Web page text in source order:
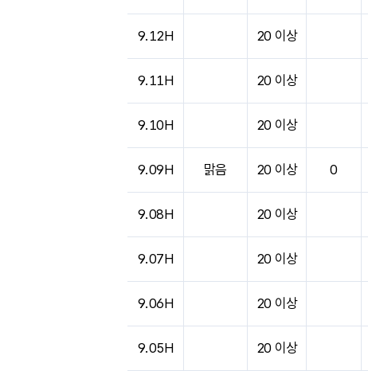
9.12H 20 이상
9.11H 20 이상
9.10H 20 이상
9.09H 맑음 20 이상 0
9.08H 20 이상
9.07H 20 이상
9.06H 20 이상
9.05H 20 이상